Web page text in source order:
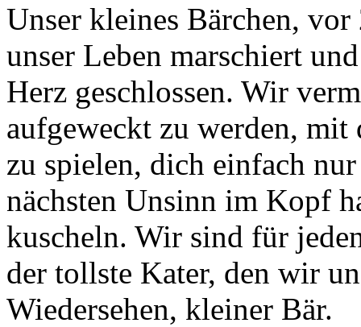
Unser kleines Bärchen,
unser Leben marschiert
Herz geschlossen. Wir
aufgeweckt zu werden,
zu spielen, dich einfach
nächsten Unsinn im Kopf
kuscheln. Wir sind für
der tollste Kater, den wir
Wiedersehen, kleiner Bär.